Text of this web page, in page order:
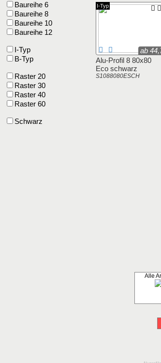
Alu-Profil 8 80x80
Eco schwarz
S1088080ESCH
ab
I-Typ
Baureihe 6
Baureihe 8
Baureihe 10
Baureihe 12
I-Typ
B-Typ
Raster 20
Raster 30
Raster 40
Raster 60
Schwarz
Alle